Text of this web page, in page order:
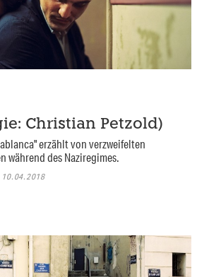
Christian Petzold)
erzählt von verzweifelten
während des Naziregimes.
10.04.2018